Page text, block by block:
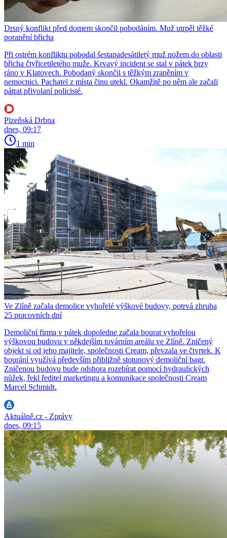
Drsný konflikt před domem skončil pobodáním. Muž utrpěl těžké
poranění břicha
Při ostrém konfliktu pobodal šestapadesátiletý muž nožem do oblasti
břicha čtyřicetiletého muže. Krvavý incident se stal v pátek brzy
ráno v Klatovech. Pobodaný skončil s těžkým zraněním v
nemocnici. Pachatel z místa činu utekl. Okamžitě po něm ale začali
pátrat přivolaní policisté.
Plzeňská Drbna
dnes, 09:17
1 min
Ve Zlíně začala demolice vyhořelé výškové budovy, potrvá zhruba
25 pracovních dní
Demoliční firma v pátek dopoledne začala bourat vyhořelou
výškovou budovu v někdejším továrním areálu ve Zlíně. Zničený
objekt si od jeho majitele, společnosti Cream, převzala ve čtvrtek. K
bourání využívá především přibližně stotunový demoliční bagr.
Zničenou budovu bude odshora rozebírat pomocí hydraulických
nůžek, řekl ředitel marketingu a komunikace společnosti Cream
Marcel Schmidt.
Aktuálně.cz - Zprávy
dnes, 09:15